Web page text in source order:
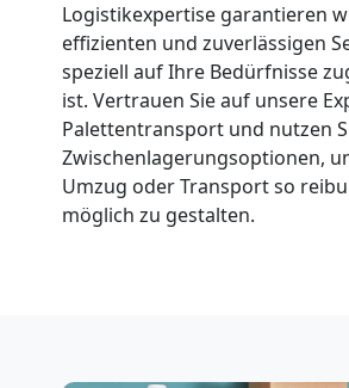
Logistikexpertise garantieren
effizienten und zuverlässigen
speziell auf Ihre Bedürfnisse
ist. Vertrauen Sie auf unsere
Palettentransport und nutzen
Zwischenlagerungsoptionen,
Umzug oder Transport so
möglich zu gestalten.